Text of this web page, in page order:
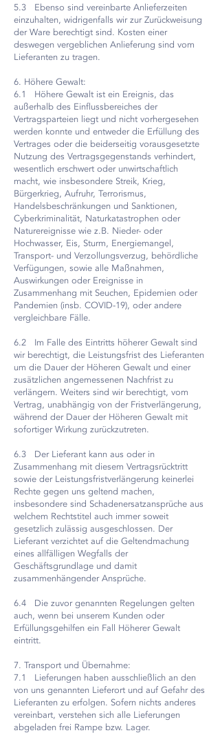
5.3 Ebenso sind vereinbarte Anlieferzeiten
einzuhalten, widrigenfalls wir zur Zurückweisung
der Ware berechtigt sind. Kosten einer
deswegen vergeblichen Anlieferung sind vom
Lieferanten zu tragen.
6. Höhere Gewalt:
6.1 Höhere Gewalt ist ein Ereignis, das
außerhalb des Einflussbereiches der
Vertragsparteien liegt und nicht vorhergesehen
werden konnte und entweder die Erfüllung des
Vertrages oder die beiderseitig vorausgesetzte
Nutzung des Vertragsgegenstands verhindert,
wesentlich erschwert oder unwirtschaftlich
macht, wie insbesondere Streik, Krieg,
Bürgerkrieg, Aufruhr, Terrorismus,
Handelsbeschränkungen und Sanktionen,
Cyberkriminalität, Naturkatastrophen oder
Naturereignisse wie z.B. Nieder- oder
Hochwasser, Eis, Sturm, Energiemangel,
Transport- und Verzollungsverzug, behördliche
Verfügungen, sowie alle Maßnahmen,
Auswirkungen oder Ereignisse in
Zusammenhang mit Seuchen, Epidemien oder
Pandemien (insb. COVID-19), oder andere
vergleichbare Fälle.
6.2 Im Falle des Eintritts höherer Gewalt sind
wir berechtigt, die Leistungsfrist des Lieferanten
um die Dauer der Höheren Gewalt und einer
zusätzlichen angemessenen Nachfrist zu
verlängern. Weiters sind wir berechtigt, vom
Vertrag, unabhängig von der Fristverlängerung,
während der Dauer der Höheren Gewalt mit
sofortiger Wirkung zurückzutreten.
6.3 Der Lieferant kann aus oder in
Zusammenhang mit diesem Vertragsrücktritt
sowie der Leistungsfristverlängerung keinerlei
Rechte gegen uns geltend machen,
insbesondere sind Schadenersatzansprüche aus
welchem Rechtstitel auch immer soweit
gesetzlich zulässig ausgeschlossen. Der
Lieferant verzichtet auf die Geltendmachung
eines allfälligen Wegfalls der
Geschäftsgrundlage und damit
zusammenhängender Ansprüche.
6.4 Die zuvor genannten Regelungen gelten
auch, wenn bei unserem Kunden oder
Erfüllungsgehilfen ein Fall Höherer Gewalt
eintritt.
7. Transport und Übernahme:
7.1 Lieferungen haben ausschließlich an den
von uns genannten Lieferort und auf Gefahr des
Lieferanten zu erfolgen. Sofern nichts anderes
vereinbart, verstehen sich alle Lieferungen
abgeladen frei Rampe bzw. Lager.